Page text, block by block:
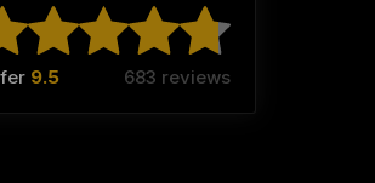
9.5 683 reviews